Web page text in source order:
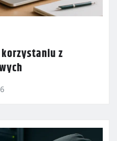
z